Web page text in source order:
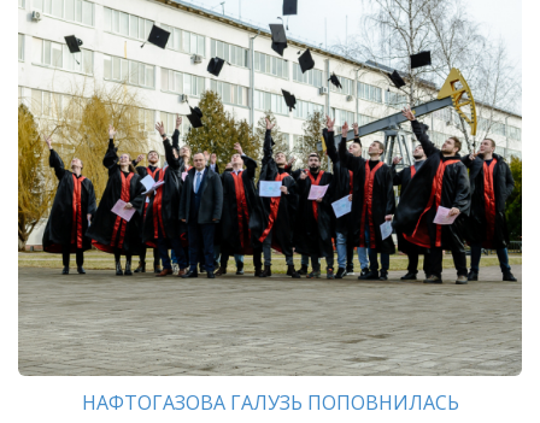
НАФТОГАЗОВА ГАЛУЗЬ ПОПОВНИЛАСЬ